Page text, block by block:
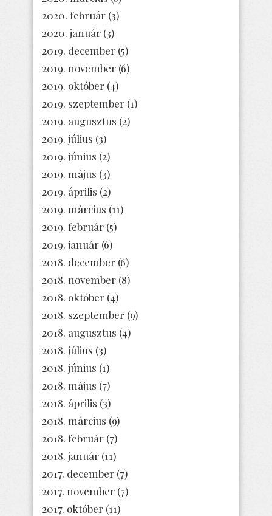
2020. február (3)
2020. január (3)
2019. december (5)
2019. november (6)
2019. október (4)
2019. szeptember (1)
2019. augusztus (2)
2019. július (3)
2019. június (2)
2019. május (3)
2019. április (2)
2019. március (11)
2019. február (5)
2019. január (6)
2018. december (6)
2018. november (8)
2018. október (4)
2018. szeptember (9)
2018. augusztus (4)
2018. július (3)
2018. június (1)
2018. május (7)
2018. április (3)
2018. március (9)
2018. február (7)
2018. január (11)
2017. december (7)
2017. november (7)
2017. október (11)